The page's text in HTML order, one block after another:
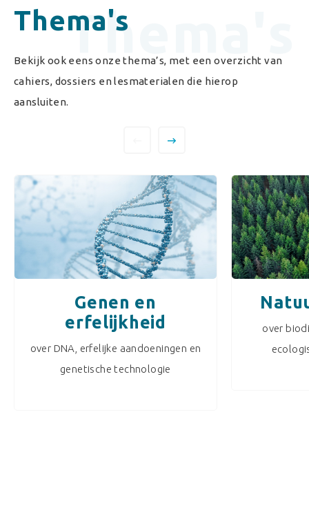
Thema's
Thema's
Bekijk ook eens onze thema’s, met een overzicht van
cahiers, dossiers en lesmaterialen die hierop
aansluiten.
Genen en
erfelijkheid
over DNA, erfelijke aandoeningen en
genetische technologie
over